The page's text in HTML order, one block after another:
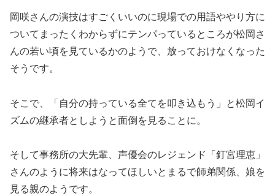
岡咲さんの演技はすごくいいのに現場での用語ややり方に
ついてまったくわからずにテンパっているところが松岡さ
んの若い頃を見ているかのようで、放っておけなくなった
そうです。
そこで、「自分の持っている全てを叩き込もう」と松岡イ
ズムの継承者としようと面倒を見ることに。
そして事務所の大先輩、声優会のレジェンド「釘宮理恵」
さんのように将来はなってほしいとまるで師弟関係、娘を
見る親のようです。